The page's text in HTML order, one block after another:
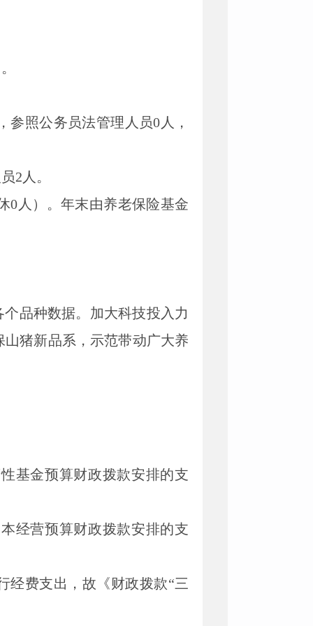
。
参照公务员法管理人员0 人 ，
2 人。
0 人 ）。年末由养老保险基金
品种数据。加大科技投入力
猪新品系，示范带动广大养
基金预算财政拨款安排的支
经营预算财政拨款安排的支
经费支出，故《财政拨款“三